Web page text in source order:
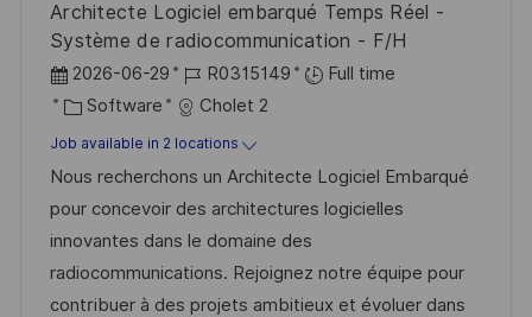
Architecte Logiciel embarqué Temps Réel -
Système de radiocommunication - F/H
P
o
s
t
e
d
D
a
2026-06-29
J
o
b
I
d
R0315149
Full time
C
a
t
e
g
o
r
Software Cholet 2
Job available in 2 locations
Nous recherchons un Architecte Logiciel Embarqué
pour concevoir des architectures logicielles
innovantes dans le domaine des
radiocommunications. Rejoignez notre équipe pour
contribuer à des projets ambitieux et évoluer dans